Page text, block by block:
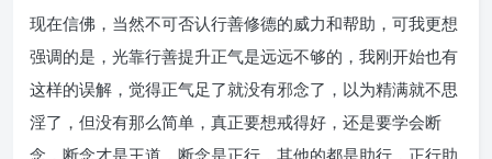
现在信佛，当然不可否认行善修德的威力和帮助，可我更想
强调的是，光靠行善提升正气是远远不够的，我刚开始也有
这样的误解，觉得正气足了就没有邪念了，以为精满就不思
淫了，但没有那么简单，真正要想戒得好，还是要学会断
念，断念才是王道，断念是正行，其他的都是助行，正行助